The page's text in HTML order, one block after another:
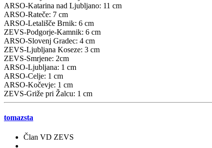
ARSO-Katarina nad Ljubljano: 11 cm
ARSO-Rateče: 7 cm
ARSO-Letališče Brnik: 6 cm
ZEVS-Podgorje-Kamnik: 6 cm
ARSO-Slovenj Gradec: 4 cm
ZEVS-Ljubljana Koseze: 3 cm
ZEVS-Smrjene: 2cm
ARSO-Ljubljana: 1 cm
ARSO-Celje: 1 cm
ARSO-Kočevje: 1 cm
ZEVS-Griže pri Žalcu: 1 cm
tomazsta
Član VD ZEVS